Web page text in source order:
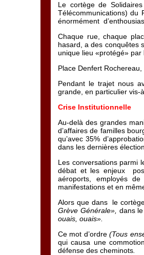
Le cortège de
Télécommunications) du
énormément
Chaque rue, chaque
hasard, a des conquêtes
unique lieu «protégé» par
Place Denfert
Pendant le trajet nous
grande, en particulier vis-
Crise Institutionnelle
Au-delà des grandes
d’affaires de familles
qu’avec 35%
dans les dernières
Les conversations parmi
débat et les enjeux
aéroports, employés
manifestations et en
Alors que dans le
Grève Générale», dans
ouais, ouais».
Ce mot d’ordre(Tous
qui causa une
défense des cheminots